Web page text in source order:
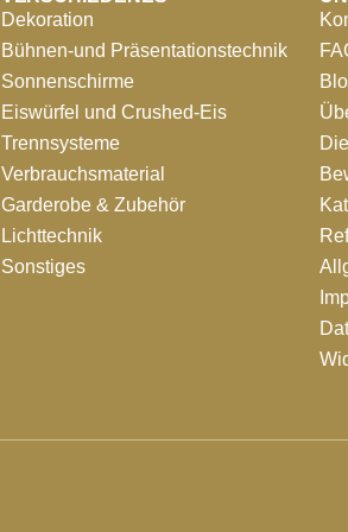
Dekoration
Bühnen-und Präsentationstechnik
Sonnenschirme
Eiswürfel und Crushed-Eis
Trennsysteme
Verbrauchsmaterial
Garderobe & Zubehör
Lichttechnik
Sonstiges